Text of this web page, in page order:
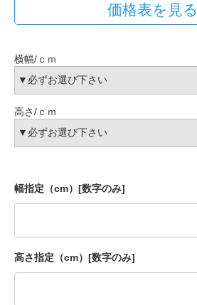
価格表を見る
横幅/ｃｍ
高さ/ｃｍ
幅指定（cm）[数字のみ]
高さ指定（cm）[数字のみ]